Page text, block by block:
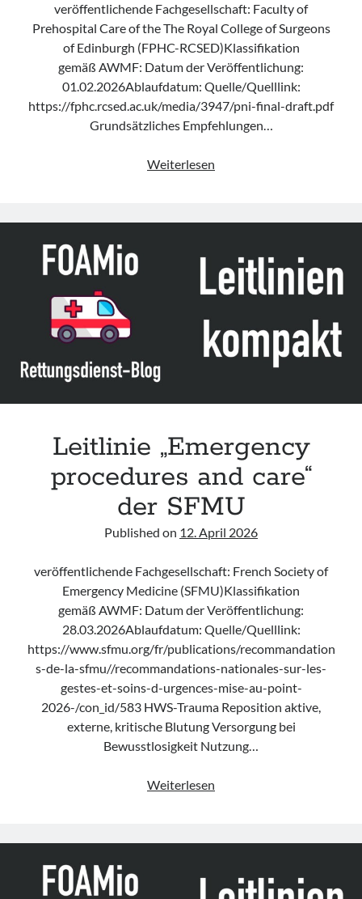
veröffentlichende Fachgesellschaft: Faculty of
Prehospital Care of the The Royal College of Surgeons
of Edinburgh (FPHC-RCSED)Klassifikation
gemäß AWMF: Datum der Veröffentlichung:
01.02.2026Ablaufdatum: Quelle/Quelllink:
https://fphc.rcsed.ac.uk/media/3947/pni-final-draft.pdf
Grundsätzliches Empfehlungen…
Weiterlesen
Management
Penetrating
Neck
Injuries“
FPHC-
RCSED
Leitlinie „Emergency
procedures and care“
der SFMU
Published on 12. April 2026
veröffentlichende Fachgesellschaft: French Society of
Emergency Medicine (SFMU)Klassifikation
gemäß AWMF: Datum der Veröffentlichung:
28.03.2026Ablaufdatum: Quelle/Quelllink:
https://www.sfmu.org/fr/publications/recommandation
s-de-la-sfmu//recommandations-nationales-sur-les-
gestes-et-soins-d-urgences-mise-au-point-
2026-/con_id/583 HWS-Trauma Reposition aktive,
externe, kritische Blutung Versorgung bei
Bewusstlosigkeit Nutzung…
Weiterlesen
and